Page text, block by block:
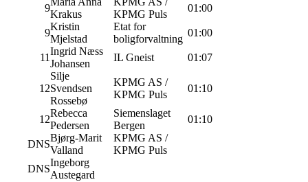
9
Krakus
KPMG Puls
01:00
9
Kristin
Mjelstad
Etat for
boligforvaltning
01:00
11
Ingrid Næss
Johansen
IL Gneist 01:07
12
Silje
Svendsen
Rossebø
KPMG AS /
KPMG Puls
01:10
12
Rebecca
Pedersen
Siemenslaget
Bergen
01:10
DNS
Bjørg-Marit
Valland
KPMG AS /
KPMG Puls
DNS
Ingeborg
Austegard